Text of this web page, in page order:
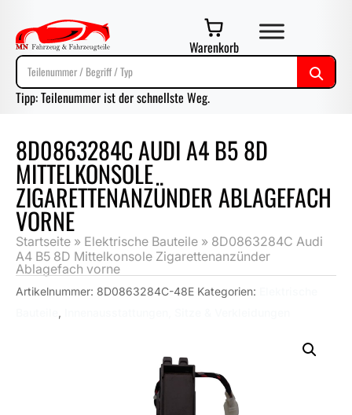
Warenkorb
Tipp: Teilenummer ist der schnellste Weg.
8D0863284C AUDI A4 B5 8D
MITTELKONSOLE
ZIGARETTENANZÜNDER ABLAGEFACH
VORNE
Startseite » Elektrische Bauteile » 8D0863284C Audi
A4 B5 8D Mittelkonsole Zigarettenanzünder
Ablagefach vorne
Artikelnummer: 8D0863284C-48E Kategorien:
,